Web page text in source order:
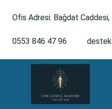
Ofis Adresi: Bağdat
0553 846 47 96